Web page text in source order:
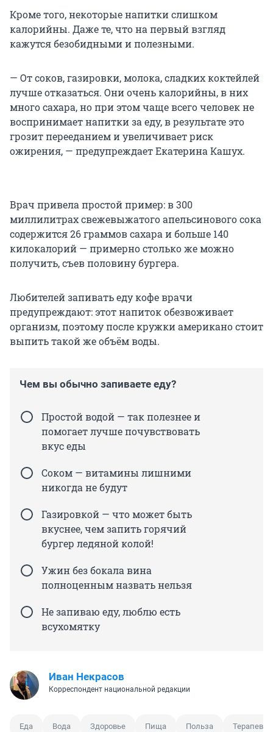
Кроме того, некоторые напитки слишком
калорийны. Даже те, что на первый взгляд
кажутся безобидными и полезными.
— От соков, газировки, молока, сладких коктейлей
лучше отказаться. Они очень калорийны, в них
много сахара, но при этом чаще всего человек не
воспринимает напитки за еду, в результате это
грозит перееданием и увеличивает риск
ожирения, — предупреждает Екатерина Кашух.
Врач привела простой пример: в 300
миллилитрах свежевыжатого апельсинового сока
содержится 26 граммов сахара и больше 140
килокалорий — примерно столько же можно
получить, съев половину бургера.
Любителей запивать еду кофе врачи
предупреждают: этот напиток обезвоживает
организм, поэтому после кружки американо стоит
выпить такой же объём воды.
Чем вы обычно запиваете еду?
Простой водой — так полезнее и
помогает лучше почувствовать
вкус еды
Соком — витамины лишними
никогда не будут
Газировкой — что может быть
вкуснее, чем запить горячий
бургер ледяной колой!
Ужин без бокала вина
полноценным назвать нельзя
Не запиваю еду, люблю есть
всухомятку
Иван Некрасов
Корреспондент национальной редакции
Еда Вода Здоровье Пища Польза Терапевт